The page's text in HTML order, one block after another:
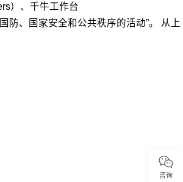
）、千牛工作台
防、国家安全和公共秩序的活动”。 从上
咨询